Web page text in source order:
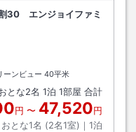
30 エンジョイファミ
ーンビュー 40平米
とな2名 1泊 1部屋 合計
円 〜 47,520円
おとな1名 (2名1室)｜ 1泊